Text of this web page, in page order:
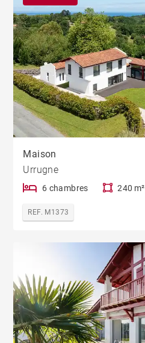
Maison
Urrugne
6 chambres 240 m²
REF. M1373